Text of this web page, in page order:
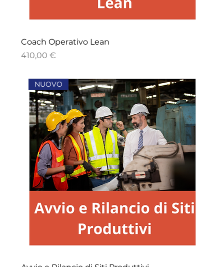
Coach Operativo Lean
Prezzo
410,00 €
NUOVO